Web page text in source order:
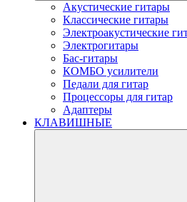
Акустические гитары
Классические гитары
Электроакустические
Электрогитары
Бас-гитары
КОМБО усилители
Педали для гитар
Процессоры для гитар
Адаптеры
КЛАВИШНЫЕ